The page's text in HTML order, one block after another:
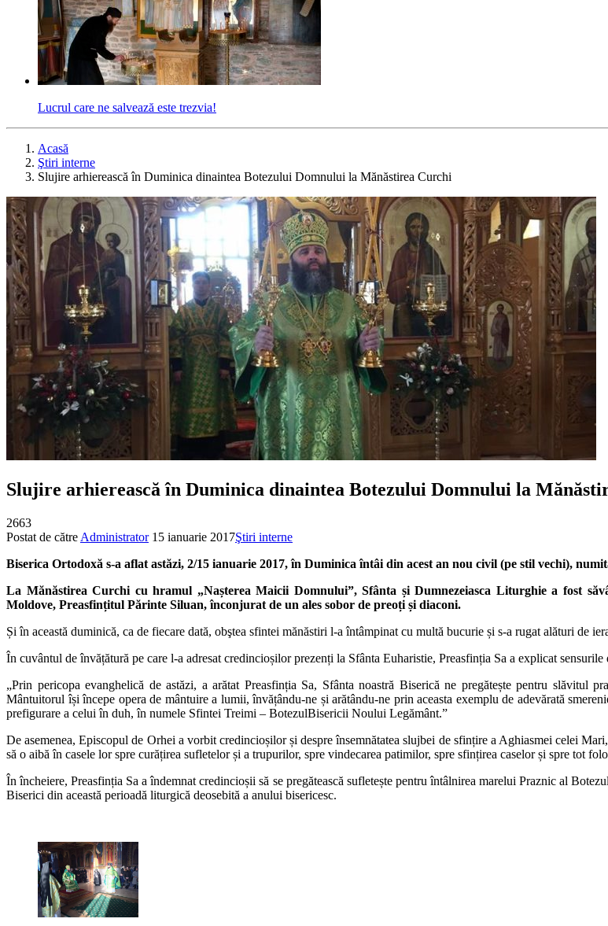
Lucrul care ne salvează este trezvia!
Acasă
Ştiri interne
Slujire arhierească în Duminica dinaintea Botezului Domnului la Mănăstirea Curchi
Slujire arhierească în Duminica dinaintea Botezului Domnului la
2663
Postat de către Administrator 15 ianuarie 2017Ştiri interne
Biserica Ortodoxă s-a aflat astăzi, 2/15 ianuarie 2017, în Duminica întâi din acest an nou civil (pe stil vechi),
La Mănăstirea Curchi cu hramul „Nașterea Maicii Domnului”, Sfânta și Dumnezeiasca Liturghie a fost
Moldove, Preasfințitul Părinte Siluan, înconjurat de un ales sobor de preoți și diaconi.
Și în această duminică, ca de fiecare dată, obştea sfintei mănăstiri l-a întâmpinat cu multă bucurie și s-a rugat alături de
În cuvântul de învățătură pe care l-a adresat credincioșilor prezenți la Sfânta Euharistie, Preasfinția Sa a explicat
„Prin pericopa evanghelică de astăzi, a arătat Preasfinția Sa, Sfânta noastră Biserică ne pregătește pentru
Mântuitorul își începe opera de mântuire a lumii, învățându-ne și arătându-ne prin aceasta exemplu de adevărată
prefigurare a celui în duh, în numele Sfintei Treimi – BotezulBisericii Noului Legământ.”
De asemenea, Episcopul de Orhei a vorbit credincioșilor și despre însemnătatea slujbei de sfințire a Aghiasmei celei
să o aibă în casele lor spre curățirea sufletelor și a trupurilor, spre vindecarea patimilor, spre sfințirea caselor și spre tot
În încheiere, Preasfinția Sa a îndemnat credincioșii să se pregătească sufletește pentru întâlnirea marelui Praznic al
Biserici din această perioadă liturgică deosebită a anului bisericesc.